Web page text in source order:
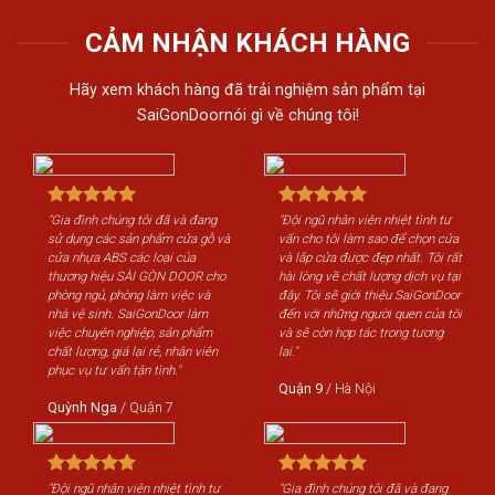
CẢM NHẬN KHÁCH HÀNG
Hãy xem khách hàng đã trải nghiệm sản phẩm tại
SaiGonDoornói gì về chúng tôi!
"Gia đình chúng tôi đã và đang
sử dụng các sản phẩm cửa gỗ và
cửa nhựa ABS các loại của
thương hiệu SÀI GÒN DOOR cho
phòng ngủ, phòng làm việc và
nhà vệ sinh. SaiGonDoor làm
việc chuyên nghiệp, sản phẩm
chất lượng, giá lại rẻ, nhân viên
phục vụ tư vấn tận tình."
Quỳnh Nga / Quận 7
"Đội ngũ nhân viên nhiệt tình tư
vấn cho tôi làm sao để chọn cửa
và lắp cửa được đẹp nhất. Tôi rất
hài lòng về chất lượng dịch vụ tại
đây. Tôi sẽ giới thiệu SaiGonDoor
đến với những người quen của tôi
và sẽ còn hợp tác trong tương
lai."
Quận 9 / Hà Nội
"Đội ngũ nhân viên nhiệt tình tư
"Gia đình chúng tôi đã và đang